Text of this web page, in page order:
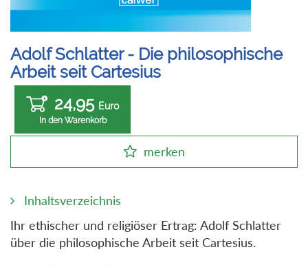
Adolf Schlatter - Die philosophische
Arbeit seit Cartesius
24,95 Euro
In den Warenkorb
merken
Inhaltsverzeichnis
Ihr ethischer und religiöser Ertrag: Adolf Schlatter
über die philosophische Arbeit seit Cartesius.